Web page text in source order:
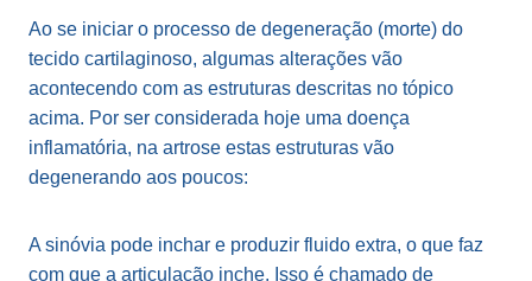
Ao se iniciar o processo de degeneração (morte) do
tecido cartilaginoso, algumas alterações vão
acontecendo com as estruturas descritas no tópico
acima. Por ser considerada hoje uma doença
inflamatória, na artrose estas estruturas vão
degenerando aos poucos:
A sinóvia pode inchar e produzir fluido extra, o que faz
com que a articulação inche. Isso é chamado de